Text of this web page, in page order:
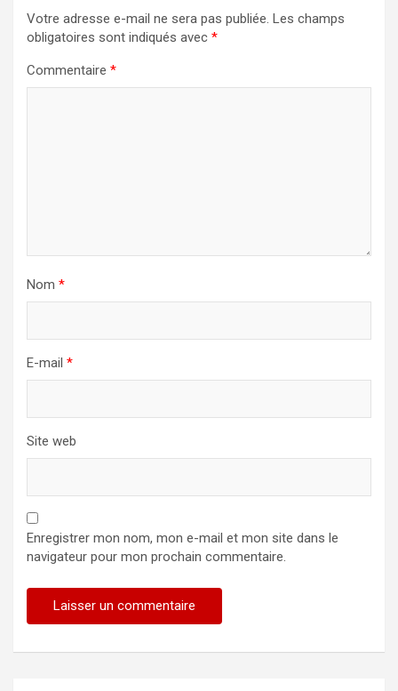
Votre adresse e-mail ne sera pas publiée. Les champs
obligatoires sont indiqués avec *
Commentaire *
Nom *
E-mail *
Site web
Enregistrer mon nom, mon e-mail et mon site dans le
navigateur pour mon prochain commentaire.